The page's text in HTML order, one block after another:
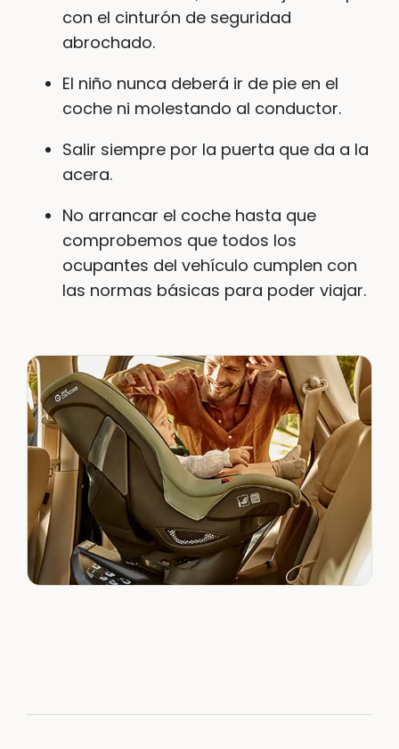
con el cinturón de seguridad
abrochado.
El niño nunca deberá ir de pie en el
coche ni molestando al conductor.
Salir siempre por la puerta que da a la
acera.
No arrancar el coche hasta que
comprobemos que todos los
ocupantes del vehículo cumplen con
las normas básicas para poder viajar.